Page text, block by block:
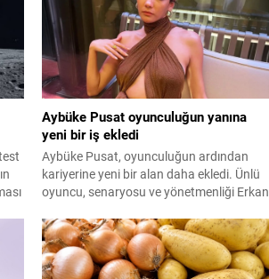
Aybüke Pusat oyunculuğun yanına
yeni bir iş ekledi
Aybüke Pusat, oyunculuğun ardından
kariyerine yeni bir alan daha ekledi. Ünlü
oyuncu, senaryosu ve yönetmenliği Erkan
hem başrolünü üstlendi hem de
yapımcılığını yaparak kamera arkasına
geçti.